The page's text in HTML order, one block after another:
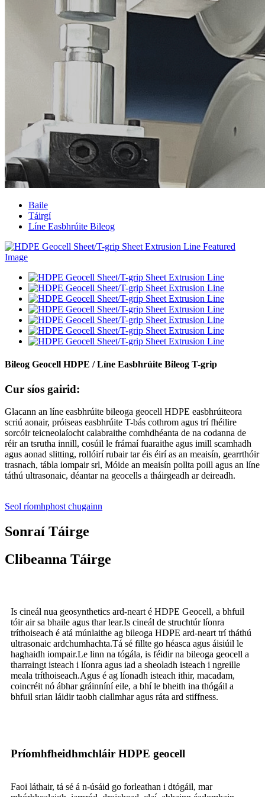
Baile
Táirgí
Líne Easbhrúite Bileog
Bileog Geocell HDPE / Líne Easbhrúite Bileog T-grip
Cur síos gairid:
Glacann an líne easbhrúite bileoga geocell HDPE easbhrúiteora
scriú aonair, próiseas easbhrúite T-bás cothrom agus trí fhéilire
sorcóir teicneolaíocht calabraithe comhdhéanta de na codanna de
réir an tsrutha innill, cosúil le frámaí fuaraithe agus imill scamhadh
agus aonad slitting, rollóirí rubair tar éis éirí as an meaisín, gearrthóir
trasnach, tábla iompair srl, Móide an meaisín pollta poill agus an líne
táthú ultrasonaic, déantar na geocells a tháirgeadh ar deireadh.
Seol ríomhphost chugainn
Sonraí Táirge
Clibeanna Táirge
Is cineál nua geosynthetics ard-neart é HDPE Geocell, a bhfuil
tóir air sa bhaile agus thar lear.Is cineál de struchtúr líonra
tríthoiseach é atá múnlaithe ag bileoga HDPE ard-neart trí tháthú
ultrasonaic ardchumhachta.Tá sé fillte go héasca agus áisiúil le
haghaidh iompair.Le linn na tógála, is féidir na bileoga geocell a
tharraingt isteach i líonra agus iad a sheoladh isteach i ngreille
meala tríthoiseach.Agus é ag líonadh isteach ithir, macadam,
coincréit nó ábhar gráinníní eile, a bhí le bheith ina thógáil a
bhfuil srian láidir taobh ciallmhar agus ráta ard stiffness.
Príomhfheidhmchláir HDPE geocell
Faoi láthair, tá sé á n-úsáid go forleathan i dtógáil, mar